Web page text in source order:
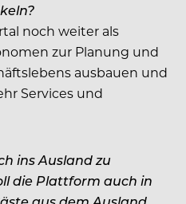
noch weiter als
zur Planung und
ausbauen und
Services und
ins Ausland zu
die Plattform auch in